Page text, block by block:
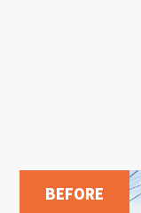
BEFORE